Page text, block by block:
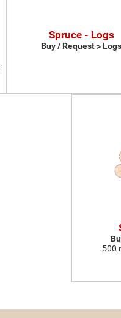
Spruce - Logs
Buy / Request > Logs
500